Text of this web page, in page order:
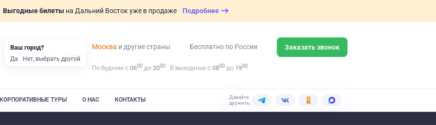
Выгодные билеты на Дальний Восток уже в продаже Подробнее
Москва и другие страны Бесплатно по России Заказать звонок
По будням с 0600 до 2000 В выходные с 0800 до 1900
КОРПОРАТИВНЫЕ ТУРЫ О НАС КОНТАКТЫ
Давайте
дружить:
Ваш город?
Да Нет, выбрать другой